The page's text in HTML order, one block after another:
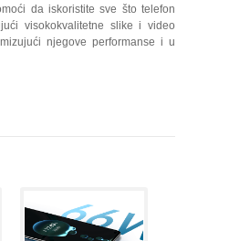
da iskoristite sve što telefon
visokokvalitetne slike i video
njegove performanse i u